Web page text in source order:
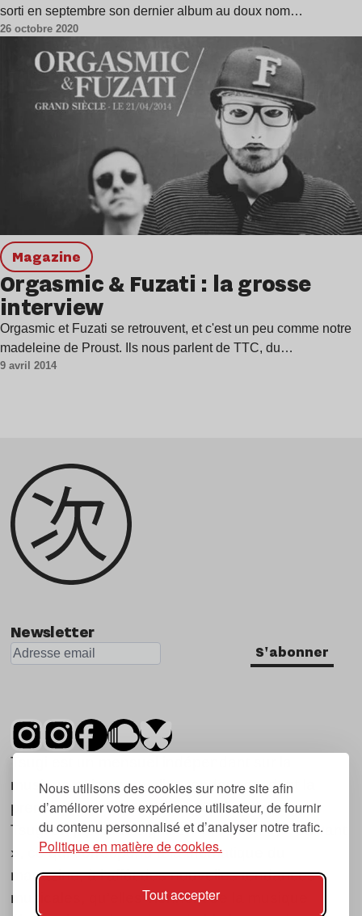
Nous utilisons des cookies sur notre site afin
d’améliorer votre expérience utilisateur, de fournir
du contenu personnalisé et d’analyser notre trafic.
Politique en matière de cookies.
Tout accepter
sorti en septembre son dernier album au doux nom…
26 octobre 2020
magazine
Orgasmic & Fuzati : la grosse
interview
Orgasmic et Fuzati se retrouvent, et c'est un peu comme notre
madeleine de Proust. Ils nous parlent de TTC, du…
9 avril 2014
Newsletter
S'abonner
Tsugi est un mensuel indépendant sur la
musique et les nouvelles tendances, dont la
première parution date de 2007.
Tsugi en japonais signifie « prochain », « suivant
», ce qui correspond à la thématique du
magazine, à l’affût des nouvelles tendances
musicales, qu’elles viennent de la musique